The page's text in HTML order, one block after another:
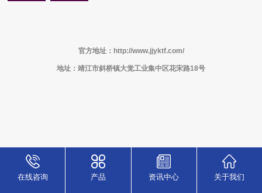
官方地址：http://www.jjyktf.com/
地址：靖江市斜桥镇大觉工业集中区花宋路18号
在线咨询 产品 资讯中心 关于我们